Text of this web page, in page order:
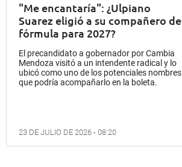
"Me encantaría": ¿Ulpiano
Suarez eligió a su compañero de
fórmula para 2027?
El precandidato a gobernador por Cambia
Mendoza visitó a un intendente radical y lo
ubicó como uno de los potenciales nombres
que podría acompañarlo en la boleta.
23 DE JULIO DE 2026 - 08:20